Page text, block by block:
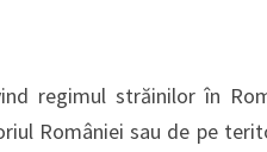
regimul străinilor în
României sau de pe